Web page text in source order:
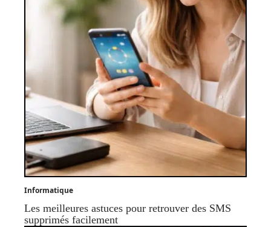
Informatique
Les meilleures astuces pour retrouver des SMS
supprimés facilement